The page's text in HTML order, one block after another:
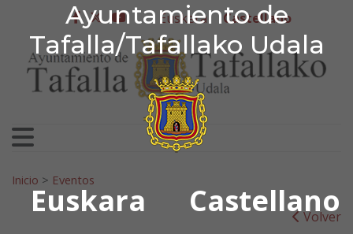
Ayuntamiento de
Tafalla/Tafallako Udala
Euskara Castellano
Ir al contenido
Ayuntamiento de
facebook
twitter
youtube
Euskera Castellano
Search for:
Inicio > Eventos
Volver